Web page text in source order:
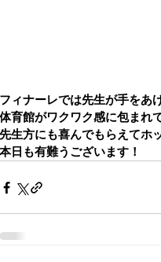
フィナーレでは先生が手をあ
体育館がワクワク感に包まれ
先生方にも喜んでもらえてホ
本日も有難うございます！